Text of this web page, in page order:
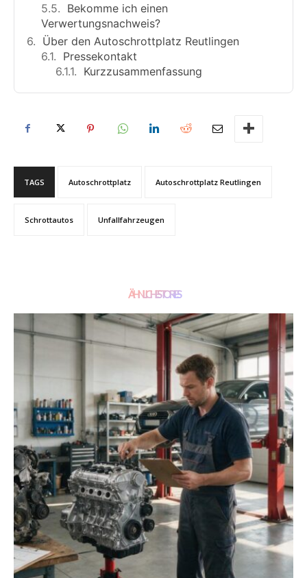
Bekomme ich einen
Verwertungsnachweis?
Über den Autoschrottplatz Reutlingen
Pressekontakt
Kurzzusammenfassung
TAGS Autoschrottplatz Autoschrottplatz Reutlingen
Schrottautos Unfallfahrzeugen
ÄHNLICHE STORIES